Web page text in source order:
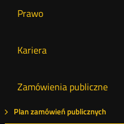
Prawo
Kariera
Zamówienia publiczne
Plan zamówień publicznych